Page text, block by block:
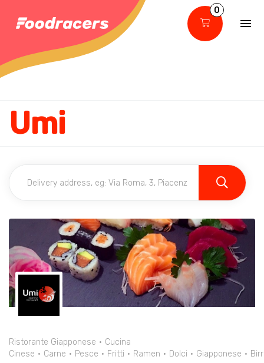
0
Umi
Ristorante Giapponese
Cucina
Cinese
Carne Pesce Fritti Ramen Dolci Giapponese